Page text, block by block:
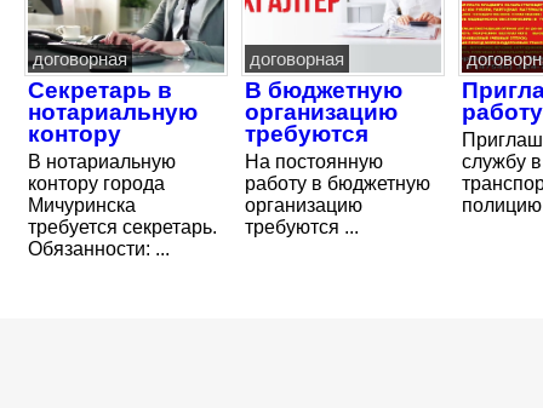
договорная
Секретарь в
нотариальную
контору
В нотариальную
контору города
Мичуринска
требуется секретарь.
Обязанности: ...
договорная
В бюджетную
организацию
требуются
На постоянную
работу в бюджетную
организацию
требуются ...
работу
службу в
полицию